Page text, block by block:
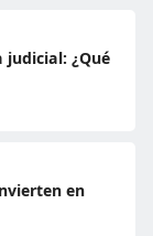
judicial: ¿Qué
en